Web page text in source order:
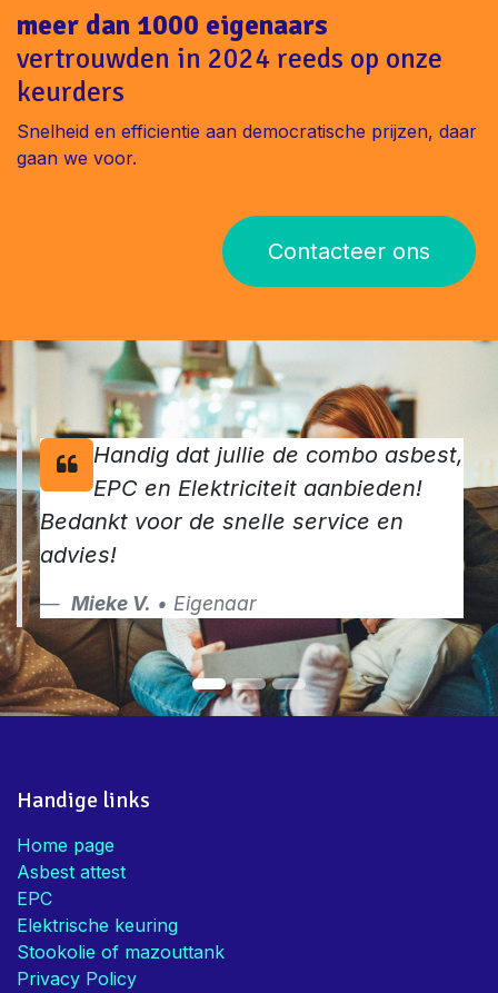
meer dan 1000 eigenaars
vertrouwden in 2024 reeds op onze
keurders
Snelheid en efficientie aan democratische prijzen, daar
gaan we voor.
Contacteer ons
Handig dat jullie de combo asbest,
EPC en Elektriciteit aanbieden!
Bedankt voor de snelle service en
advies!
Mieke V. • Eigenaar
Handige links
Home page
Asbest attest
EPC
Elektrische keuring
Stookolie of mazouttank
Privacy Policy